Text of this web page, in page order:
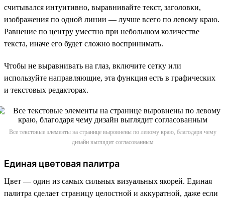
считывался интуитивно, выравнивайте текст, заголовки,
изображения по одной линии — лучше всего по левому краю.
Равнение по центру уместно при небольшом количестве
текста, иначе его будет сложно воспринимать.
Чтобы не выравнивать на глаз, включите сетку или
используйте направляющие, эта функция есть в графических
и текстовых редакторах.
Все текстовые элементы на странице выровнены по левому краю, благодаря чему
дизайн выглядит согласованным
Единая цветовая палитра
Цвет — один из самых сильных визуальных якорей. Единая
палитра сделает страницу целостной и аккуратной, даже если